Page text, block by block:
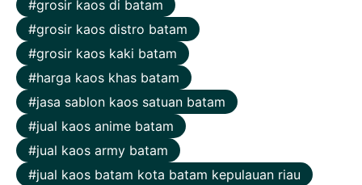
grosir kaos di batam
grosir kaos distro batam
grosir kaos kaki batam
harga kaos khas batam
jasa sablon kaos satuan batam
jual kaos anime batam
jual kaos army batam
jual kaos batam kota batam kepulauan riau